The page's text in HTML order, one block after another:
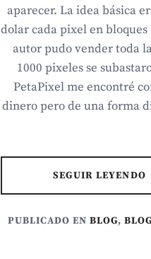
aparecer. La idea básica
dolar cada pixel en
autor pudo vender toda
1000 pixeles se
PetaPixel me encontré
dinero pero de una forma
SEGUIR LEYENDO
PUBLICADO ENBLOG,